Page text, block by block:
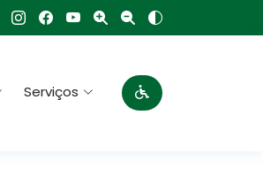
Serviços